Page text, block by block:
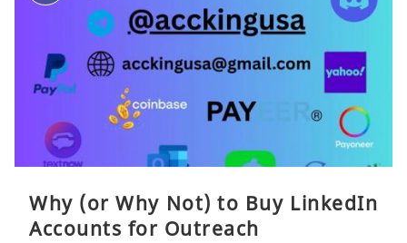
Why (or Why Not) to Buy LinkedIn
Accounts for Outreach